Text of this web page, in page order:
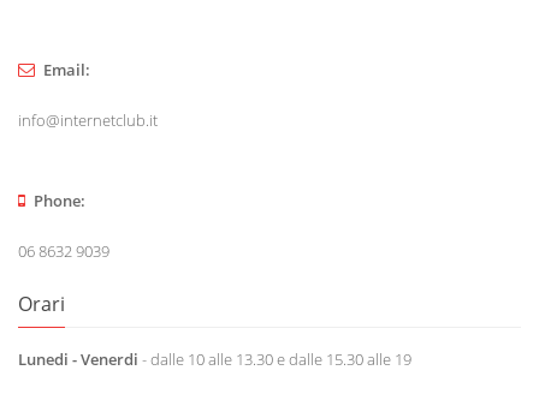
Email:
info@internetclub.it
Phone:
06 8632 9039
Orari
Lunedi - Venerdi - dalle 10 alle 13.30 e dalle 15.30 alle 19